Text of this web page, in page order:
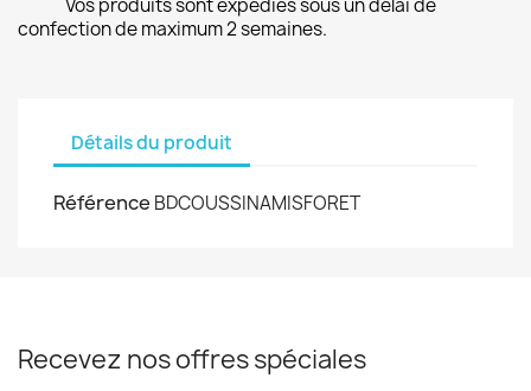
Vos produits sont expédiés sous un délai de
confection de maximum 2 semaines.
Détails du produit
Référence BDCOUSSINAMISFORET
Recevez nos offres spéciales